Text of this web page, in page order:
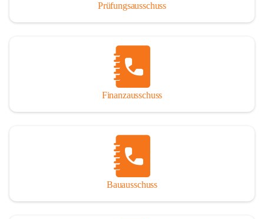
Prüfungsausschuss
Finanzausschuss
Bauausschuss